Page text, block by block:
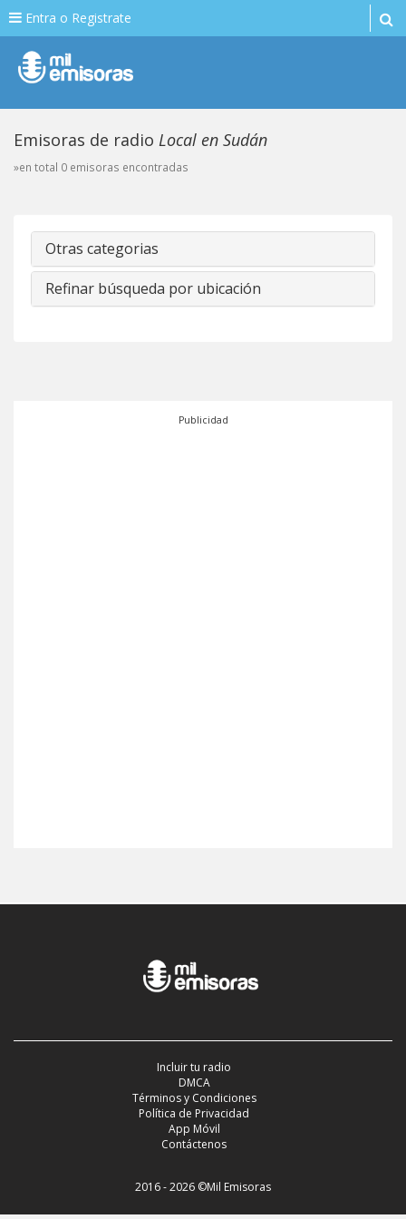
Entra o Registrate
Emisoras de radio Local en Sudán
»en total 0 emisoras encontradas
Otras categorias
Refinar búsqueda por ubicación
Publicidad
Incluir tu radio
DMCA
Términos y Condiciones
Política de Privacidad
App Móvil
Contáctenos
2016 - 2026 ©Mil Emisoras